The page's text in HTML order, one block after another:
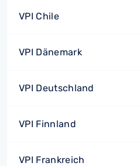
VPI Chile
VPI Dänemark
VPI Deutschland
VPI Finnland
VPI Frankreich